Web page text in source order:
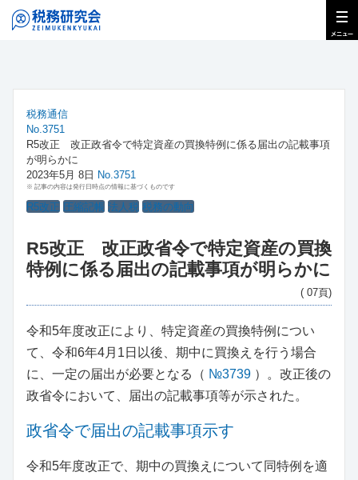
税務通信
No.3751
R5改正 改正政省令で特定資産の買換特例に係る届出の記載事項
が明らかに
2023年5月 8日 No.3751
※ 記事の内容は発行日時点の情報に基づくものです
R5改正 圧縮記帳 法人税 税務の動向
R5改正 改正政省令で特定資産の買換
特例に係る届出の記載事項が明らかに
( 07頁)
令和5年度改正により、特定資産の買換特例につい
て、令和6年4月1日以後、期中に買換えを行う場合
に、一定の届出が必要となる（ №3739 ）。改正後の
政省令において、届出の記載事項等が示された。
政省令で届出の記載事項示す
令和5年度改正で、期中の買換えについて同特例を適